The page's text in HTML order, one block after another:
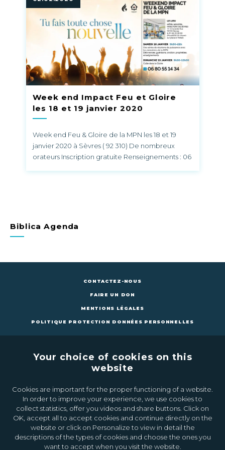
son bonheur conjugal. Inscriptions : Mail :
contact@femmes-multidimensionnelles.com
WhatsApp : 0033665414712. La conférence est
ouverte aux femmes de toutes les catégories,
épouses comme célibataires.
Week end Impact Feu et Gloire
les 18 et 19 janvier 2020
Week end Feu & Gloire de la MPN les 18 et 19
janvier 2020 à Sèvres ( 92 310) De nombreux
orateurs Inscription gratuite Renseignements : 06
Biblica Agenda
CONTACTEZ-NOUS
FAIRE UN DON
MENTIONS LÉGALES
POLITIQUE PROTECTION DONNÉES PERSONNELLES
CONTACTEZ-NOUS FAIRE UN DON
Inscrivez-vous à la newsletter
Ok
Your choice of cookies on this
website
Cookies are important for the proper functioning of a website.
In order to improve your experience, we use cookies to
collect statistics, offer you videos and share buttons. Click on
OK, accept all to accept cookies and continue directly on the
website or click on Personalize to view in detail the
descriptions of the types of cookies and choose the ones you
want to accept when you visit the website.